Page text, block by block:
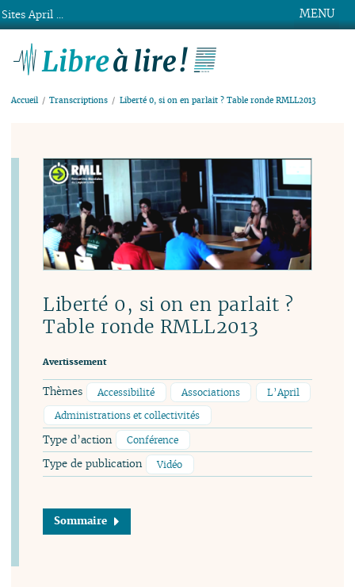
MENU
Accueil Transcriptions Liberté 0, si on en parlait ? Table ronde RMLL2013
Liberté 0, si on en parlait ?
Table ronde RMLL2013
Avertissement
Thèmes Accessibilité Associations
L’April
Administrations et collectivités
Type d’action Conférence
Type de publication Vidéo
Sommaire
Sites April ...